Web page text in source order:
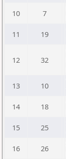
10 7
11 19
12 32
13 10
14
18
15 25
16 26